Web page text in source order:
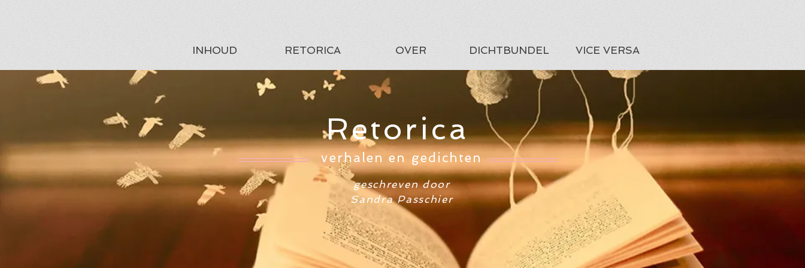
INHOUD RETORICA OVER DICHTBUNDEL VICE VERSA
Retorica
verhalen en gedichten
geschreven door
Sandra Passchier